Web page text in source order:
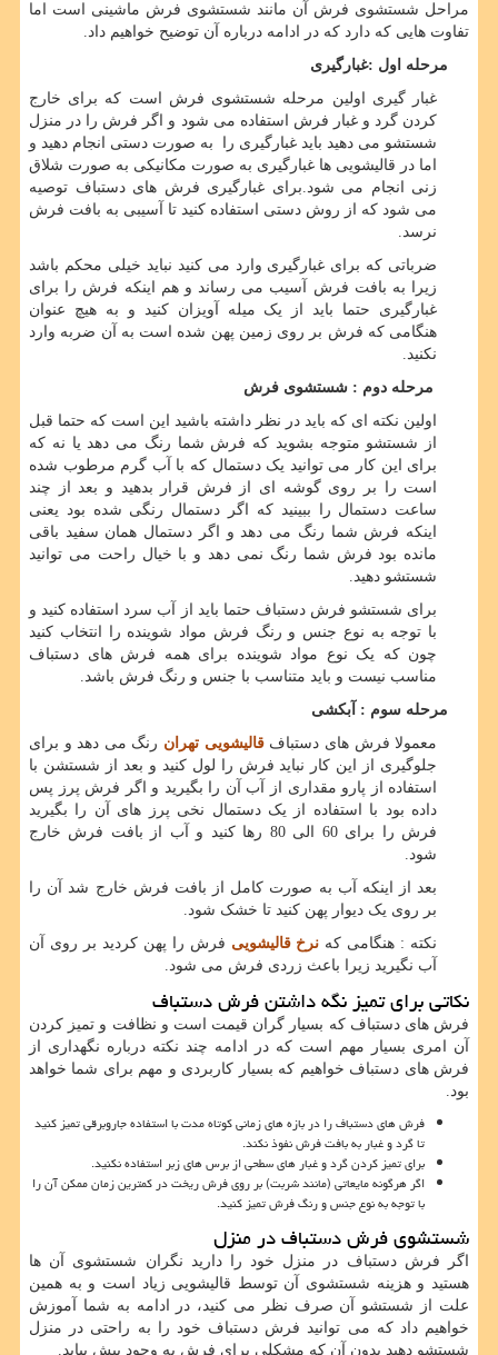
مراحل شستشوی فرش آن مانند شستشوی فرش ماشینی است اما
تفاوت هایی که دارد که در ادامه درباره آن توضیح خواهیم داد.
مرحله اول :غبارگیری
غبار گیری اولین مرحله شستشوی فرش است که برای خارج
کردن گرد و غبار فرش استفاده می شود و اگر فرش را در منزل
شستشو می دهید باید غبارگیری را به صورت دستی انجام دهید و
اما در قالیشویی ها غبارگیری به صورت مکانیکی به صورت شلاق
زنی انجام می شود.برای غبارگیری فرش های دستباف توصیه
می شود که از روش دستی استفاده کنید تا آسیبی به بافت فرش
نرسد.
ضرباتی که برای غبارگیری وارد می کنید نباید خیلی محکم باشد
زیرا به بافت فرش آسیب می رساند و هم اینکه فرش را برای
غبارگیری حتما باید از یک میله آویزان کنید و به هیچ عنوان
هنگامی که فرش بر روی زمین پهن شده است به آن ضربه وارد
نکنید.
مرحله دوم : شستشوی فرش
اولین نکته ای که باید در نظر داشته باشید این است که حتما قبل
از شستشو متوجه بشوید که فرش شما رنگ می دهد یا نه که
برای این کار می توانید یک دستمال که با آب گرم مرطوب شده
است را بر روی گوشه ای از فرش قرار بدهید و بعد از چند
ساعت دستمال را ببینید که اگر دستمال رنگی شده بود یعنی
اینکه فرش شما رنگ می دهد و اگر دستمال همان سفید باقی
مانده بود فرش شما رنگ نمی دهد و با خیال راحت می توانید
شستشو دهید.
برای شستشو فرش دستباف حتما باید از آب سرد استفاده کنید و
با توجه به نوع جنس و رنگ فرش مواد شوینده را انتخاب کنید
چون که یک نوع مواد شوینده برای همه فرش های دستباف
مناسب نیست و باید متناسب با جنس و رنگ فرش باشد.
مرحله سوم : آبکشی
معمولا فرش های دستباف قالیشویی تهران رنگ می دهد و برای
جلوگیری از این کار نباید فرش را لول کنید و بعد از شستشن با
استفاده از پارو مقداری از آب آن را بگیرید و اگر فرش پرز پس
داده بود با استفاده از یک دستمال نخی پرز های آن را بگیرید
فرش را برای 60 الی 80 رها کنید و آب از بافت فرش خارج
شود.
بعد از اینکه آب به صورت کامل از بافت فرش خارج شد آن را
بر روی یک دیوار پهن کنید تا خشک شود.
نکته : هنگامی که نرخ قالیشویی فرش را پهن کردید بر روی آن
آب نگیرید زیرا باعث زردی فرش می شود.
نکاتی برای تمیز نگه داشتن فرش دستباف
فرش های دستباف که بسیار گران قیمت است و نظافت و تمیز کردن
آن امری بسیار مهم است که در ادامه چند نکته درباره نگهداری از
فرش های دستباف خواهیم که بسیار کاربردی و مهم برای شما خواهد
بود.
فرش های دستباف را در بازه های زمانی کوتاه مدت با استفاده جاروبرقی تمیز کنید
تا گرد و غبار به بافت فرش نفوذ نکند.
برای تمیز کردن گرد و غبار های سطحی از برس های زبر استفاده نکنید.
اگر هرگونه مایعاتی (مانند شربت) بر روی فرش ریخت در کمترین زمان ممکن آن را
با توجه به نوع جنس و رنگ فرش تمیز کنید.
شستشوی فرش دستباف در منزل
اگر فرش دستباف در منزل خود را دارید نگران شستشوی آن ها
هستید و هزینه شستشوی آن توسط قالیشویی زیاد است و به همین
علت از شستشو آن صرف نظر می کنید، در ادامه به شما آموزش
خواهیم داد که می توانید فرش دستباف خود را به راحتی در منزل
شستشو دهید بدون آن که مشکلی برای فرش به وجود پیش بیاید.